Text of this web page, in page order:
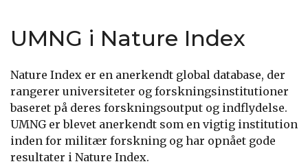
UMNG i Nature Index
Nature Index er en anerkendt global database, der
rangerer universiteter og forskningsinstitutioner
baseret på deres forskningsoutput og indflydelse.
UMNG er blevet anerkendt som en vigtig institution
inden for militær forskning og har opnået gode
resultater i Nature Index.